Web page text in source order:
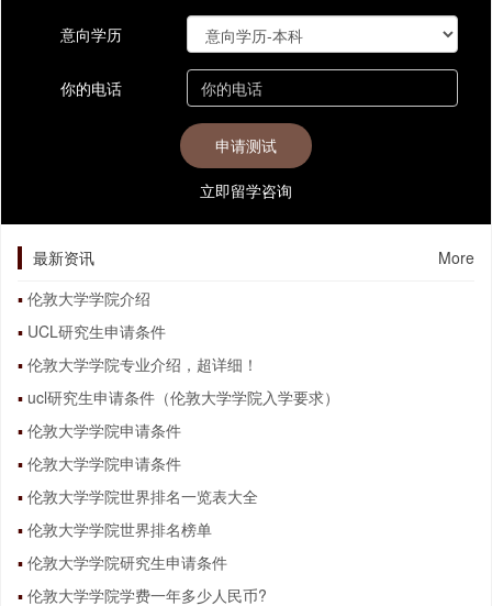
意向学历
你的电话
立即留学咨询
最新资讯
More
伦敦大学学院介绍
UCL研究生申请条件
伦敦大学学院专业介绍，超详细！
ucl研究生申请条件（伦敦大学学院入学要求）
伦敦大学学院申请条件
伦敦大学学院申请条件
伦敦大学学院世界排名一览表大全
伦敦大学学院世界排名榜单
伦敦大学学院研究生申请条件
伦敦大学学院学费一年多少人民币?